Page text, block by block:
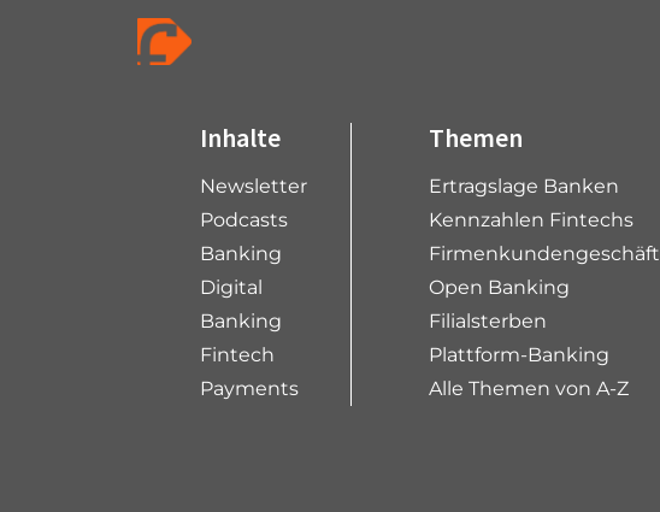
Inhalte
Newsletter
Podcasts
Banking
Digital
Banking
Fintech
Payments
Themen
Ertragslage Banken
Kennzahlen Fintechs
Firmenkundengeschäft
Open Banking
Filialsterben
Plattform-Banking
Alle Themen von A-Z